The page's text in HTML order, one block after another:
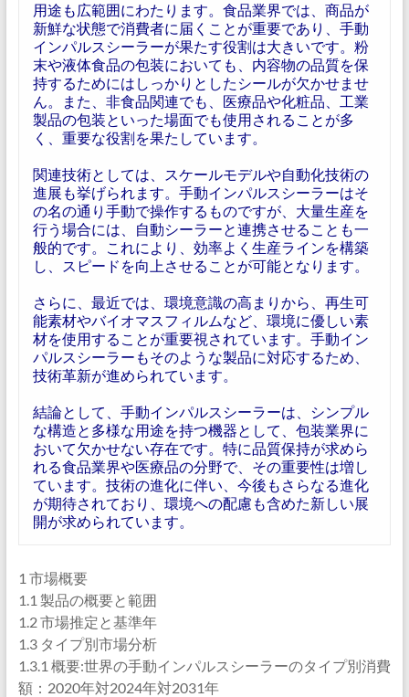
用途も広範囲にわたります。食品業界では、商品が
新鮮な状態で消費者に届くことが重要であり、手動
インパルスシーラーが果たす役割は大きいです。粉
末や液体食品の包装においても、内容物の品質を保
持するためにはしっかりとしたシールが欠かせませ
ん。また、非食品関連でも、医療品や化粧品、工業
製品の包装といった場面でも使用されることが多
く、重要な役割を果たしています。
関連技術としては、スケールモデルや自動化技術の
進展も挙げられます。手動インパルスシーラーはそ
の名の通り手動で操作するものですが、大量生産を
行う場合には、自動シーラーと連携させることも一
般的です。これにより、効率よく生産ラインを構築
し、スピードを向上させることが可能となります。
さらに、最近では、環境意識の高まりから、再生可
能素材やバイオマスフィルムなど、環境に優しい素
材を使用することが重要視されています。手動イン
パルスシーラーもそのような製品に対応するため、
技術革新が進められています。
結論として、手動インパルスシーラーは、シンプル
な構造と多様な用途を持つ機器として、包装業界に
おいて欠かせない存在です。特に品質保持が求めら
れる食品業界や医療品の分野で、その重要性は増し
ています。技術の進化に伴い、今後もさらなる進化
が期待されており、環境への配慮も含めた新しい展
開が求められています。
1 市場概要
1.1 製品の概要と範囲
1.2 市場推定と基準年
1.3 タイプ別市場分析
1.3.1 概要:世界の手動インパルスシーラーのタイプ別消費
額：2020年対2024年対2031年